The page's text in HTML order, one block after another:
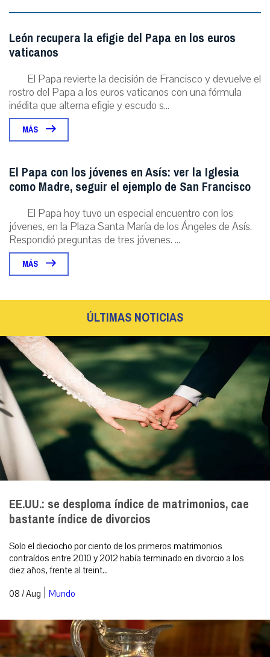
León recupera la efigie del Papa en los euros
vaticanos
El Papa revierte la decisión de Francisco y devuelve el
rostro del Papa a los euros vaticanos con una fórmula
inédita que alterna efigie y escudo s...
MÁS
El Papa con los jóvenes en Asís: ver la Iglesia
como Madre, seguir el ejemplo de San Francisco
El Papa hoy tuvo un especial encuentro con los
jóvenes, en la Plaza Santa María de los Ángeles de Asís.
Respondió preguntas de tres jóvenes. ...
MÁS
ÚLTIMAS NOTICIAS
EE.UU.: se desploma índice de matrimonios, cae
bastante índice de divorcios
Solo el dieciocho por ciento de los primeros matrimonios
contraídos entre 2010 y 2012 había terminado en divorcio a los
diez años, frente al treint...
08 / Aug | Mundo